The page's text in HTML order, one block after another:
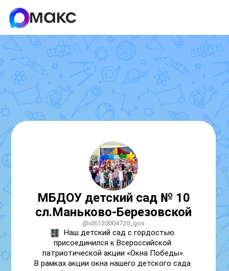
МБДОУ детский сад № 10
сл.Маньково-Березовской
@id6120004720_gos
Наш детский сад с гордостью
присоединился к Всероссийской
патриотической акции «Окна Победы».
В рамках акции окна нашего детского сада